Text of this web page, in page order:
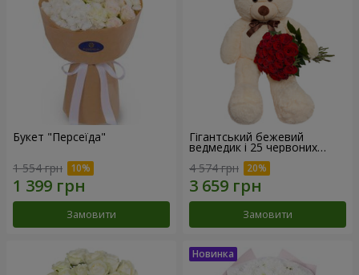
Букет "Персеїда"
1 554 грн
Замовити
Гігантський бежевий
ведмедик і 25 червоних
троянд
4 574 грн
Замовити